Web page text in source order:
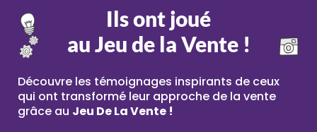
Ils ont joué
au Jeu de la Vente !
Découvre les témoignages inspirants de ceux
qui ont transformé leur approche de la vente
grâce au Jeu De La Vente !